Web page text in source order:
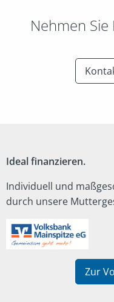
Nehmen
Ideal finanzieren.
Individuell und
durch unsere
Zur